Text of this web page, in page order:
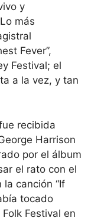
y
más
Fever”,
Festival; el
a la vez, y tan
recibida
Harrison
por el álbum
el rato con el
canción “If
tocado
Festival en